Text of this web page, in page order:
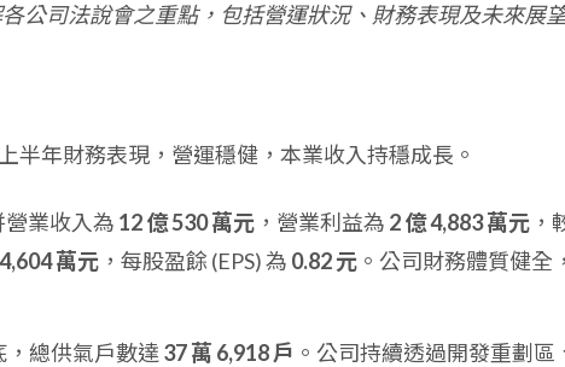
公司法說會之重點，包括營運狀況、財務表現及未來展
半年財務表現，營運穩健，本業收入持穩成長。
營業收入為 12 億 530 萬元 ，營業利益為 2 億 4,883 萬元 ，
萬元 ，每股盈餘 (EPS) 為 0.82 元 。公司財務體質健全
，總供氣戶數達 37 萬 6,918 戶 。公司持續透過開發重劃區